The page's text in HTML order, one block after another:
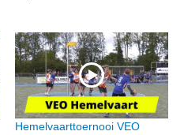
Hemelvaarttoernooi VEO